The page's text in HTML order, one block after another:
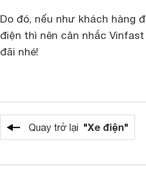
Do đó, nếu như khách hàng
điện thì nên cân nhắc
đãi nhé!
Quay trở lại "Xe điện"